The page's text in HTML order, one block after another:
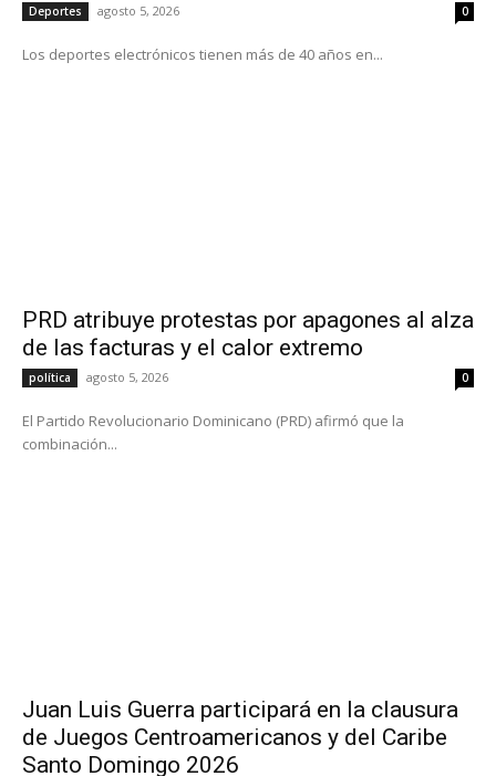
Deportes agosto 5, 2026 0
Los deportes electrónicos tienen más de 40 años en...
PRD atribuye protestas por apagones al alza
de las facturas y el calor extremo
política agosto 5, 2026 0
El Partido Revolucionario Dominicano (PRD) afirmó que la
combinación...
Juan Luis Guerra participará en la clausura
de Juegos Centroamericanos y del Caribe
Santo Domingo 2026